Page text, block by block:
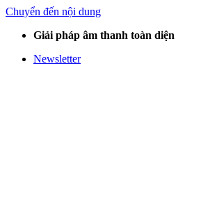
Chuyển đến nội dung
Giải pháp âm thanh toàn diện
Newsletter